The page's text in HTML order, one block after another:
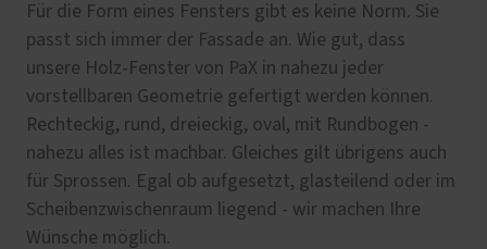
Für die Form eines Fensters gibt es keine Norm. Sie
passt sich immer der Fassade an. Wie gut, dass
unsere Holz-Fenster von PaX in nahezu jeder
vorstellbaren Geometrie gefertigt werden können.
Rechteckig, rund, dreieckig, oval, mit Rundbogen -
nahezu alles ist machbar. Gleiches gilt übrigens auch
für Sprossen. Egal ob aufgesetzt, glasteilend oder im
Scheibenzwischenraum liegend - wir machen Ihre
Wünsche möglich.